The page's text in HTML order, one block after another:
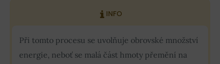
INFO
Při tomto procesu se uvolňuje obrovské množství
energie, neboť se malá část hmoty přemění na